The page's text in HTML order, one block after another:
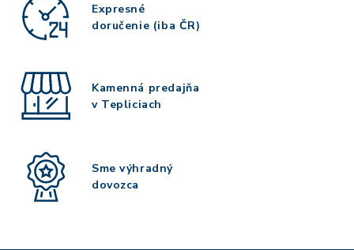
Expresné
doručenie (iba ČR)
Kamenná predajňa
v Tepliciach
Sme výhradný
dovozca